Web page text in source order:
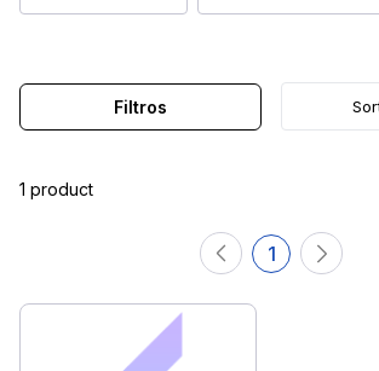
1 product
1
Filtros